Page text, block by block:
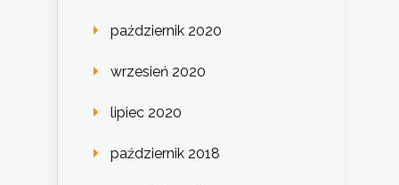
październik 2020
wrzesień 2020
lipiec 2020
październik 2018